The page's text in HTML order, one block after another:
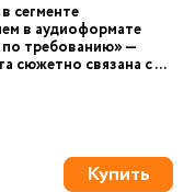
сегменте
в аудиоформате
по требованию» —
сюжетно связана с ...
Купить